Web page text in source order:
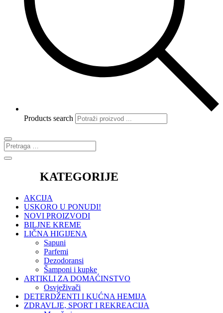
Products search
KATEGORIJE
AKCIJA
USKORO U PONUDI!
NOVI PROIZVODI
BILJNE KREME
LIČNA HIGIJENA
Sapuni
Parfemi
Dezodoransi
Šamponi i kupke
ARTIKLI ZA DOMAĆINSTVO
Osvježivači
DETERDŽENTI I KUĆNA HEMIJA
ZDRAVLJE, SPORT I REKREACIJA